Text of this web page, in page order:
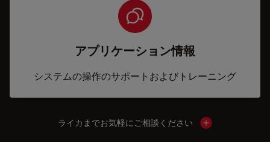
アプリケーション情報
システムの操作のサポートおよびトレーニング
ライカまでお気軽にご相談ください Show local